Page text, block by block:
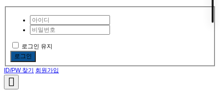
로그인 유지
로그인
ID/PW 찾기 회원가입